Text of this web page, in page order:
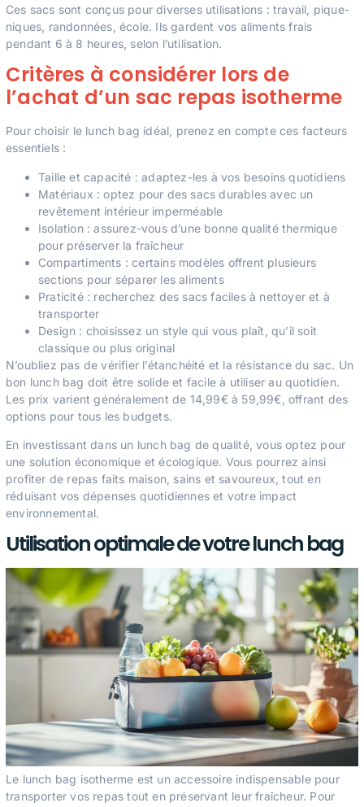
Ces sacs sont conçus pour diverses utilisations : travail, pique-
niques, randonnées, école. Ils gardent vos aliments frais
pendant 6 à 8 heures, selon l’utilisation.
Critères à considérer lors de
l’achat d’un sac repas isotherme
Pour choisir le lunch bag idéal, prenez en compte ces facteurs
essentiels :
Taille et capacité : adaptez-les à vos besoins quotidiens
Matériaux : optez pour des sacs durables avec un
revêtement intérieur imperméable
Isolation : assurez-vous d’une bonne qualité thermique
pour préserver la fraîcheur
Compartiments : certains modèles offrent plusieurs
sections pour séparer les aliments
Praticité : recherchez des sacs faciles à nettoyer et à
transporter
Design : choisissez un style qui vous plaît, qu’il soit
classique ou plus original
N’oubliez pas de vérifier l’étanchéité et la résistance du sac. Un
bon lunch bag doit être solide et facile à utiliser au quotidien.
Les prix varient généralement de 14,99€ à 59,99€, offrant des
options pour tous les budgets.
En investissant dans un lunch bag de qualité, vous optez pour
une solution économique et écologique. Vous pourrez ainsi
profiter de repas faits maison, sains et savoureux, tout en
réduisant vos dépenses quotidiennes et votre impact
environnemental.
Utilisation optimale de votre lunch bag
Le lunch bag isotherme est un accessoire indispensable pour
transporter vos repas tout en préservant leur fraîcheur. Pour